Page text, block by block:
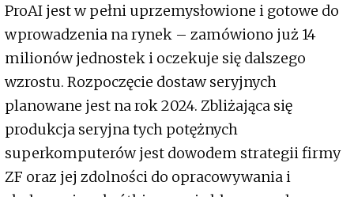
ProAI jest w pełni uprzemysłowione i gotowe do
wprowadzenia na rynek – zamówiono już 14
milionów jednostek i oczekuje się dalszego
wzrostu. Rozpoczęcie dostaw seryjnych
planowane jest na rok 2024. Zbliżająca się
produkcja seryjna tych potężnych
superkomputerów jest dowodem strategii firmy
ZF oraz jej zdolności do opracowywania i